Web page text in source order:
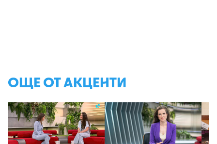
ОЩЕ ОТ АКЦЕНТИ